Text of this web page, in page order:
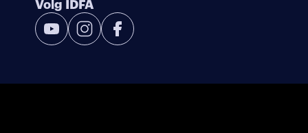
Volg IDFA